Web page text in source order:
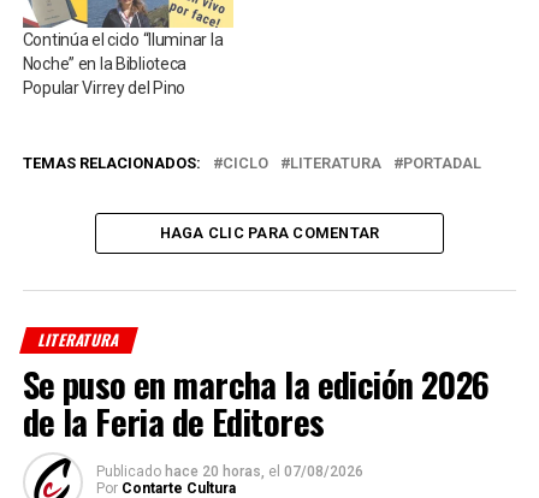
Continúa el ciclo “Iluminar la
Noche” en la Biblioteca
Popular Virrey del Pino
TEMAS RELACIONADOS: CICLO LITERATURA PORTADAL
HAGA CLIC PARA COMENTAR
LITERATURA
Se puso en marcha la edición 2026
de la Feria de Editores
Publicado hace 20 horas, el 07/08/2026
Por Contarte Cultura